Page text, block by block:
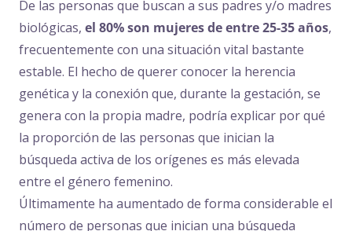
De las personas que buscan a sus padres y/o madres
biológicas, el 80% son mujeres de entre 25-35 años,
frecuentemente con una situación vital bastante
estable. El hecho de querer conocer la herencia
genética y la conexión que, durante la gestación, se
genera con la propia madre, podría explicar por qué
la proporción de las personas que inician la
búsqueda activa de los orígenes es más elevada
entre el género femenino.
Últimamente ha aumentado de forma considerable el
número de personas que inician una búsqueda